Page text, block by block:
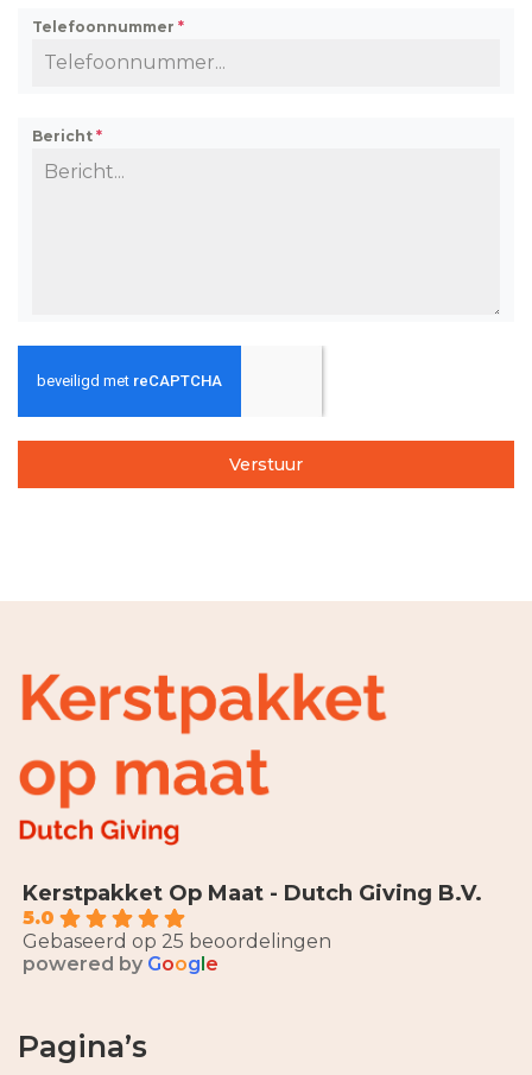
Telefoonnummer *
Bericht *
Verstuur
Kerstpakket Op Maat - Dutch Giving B.V.
5.0
Gebaseerd op 25 beoordelingen
powered by Google
Pagina’s